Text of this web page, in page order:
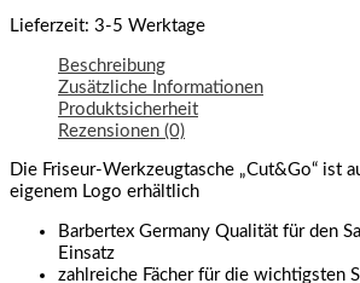
Lieferzeit: 3-5 Werktage
Beschreibung
Zusätzliche Informationen
Produktsicherheit
Rezensionen (0)
Die Friseur-Werkzeugtasche „Cut&Go“ ist
eigenem Logo erhältlich
Barbertex Germany Qualität für den
Einsatz
zahlreiche Fächer für die wichtigsten